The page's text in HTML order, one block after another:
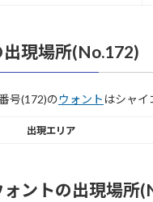
現場所(No.172)
号(172)のウォント はシャイ
出現エリア
ントの出現場所